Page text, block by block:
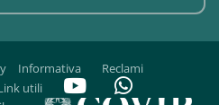
Informativa
Reclami
utili